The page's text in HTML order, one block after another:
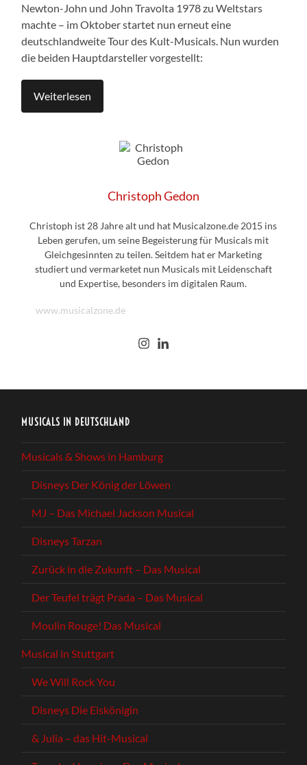
Newton-John und John Travolta 1978 zu Weltstars
machte – im Oktober startet nun erneut eine
deutschlandweite Tour des Kult-Musicals. Nun wurden
die beiden Hauptdarsteller vorgestellt:
Weiterlesen
Christoph Gedon
Christoph ist 28 Jahre alt und hat Musicalzone.de 2015 ins
Leben gerufen, um seine Begeisterung für Musicals mit
Gleichgesinnten zu teilen. Seitdem hat er Marketing
studiert und vermarketet nun Musicals mit Leidenschaft
und Expertise, besonders im digitalen Raum.
www.musicalzone.de
MUSICALS IN DEUTSCHLAND
Musicals & Shows in Hamburg
Disneys Der König der Löwen
MJ – Das Michael Jackson Musical
Disneys Tarzan
Zurück in die Zukunft – Das Musical
Der Teufel trägt Prada – Das Musical
Moulin Rouge! Das Musical
Musical in Stuttgart
We Will Rock You
Disneys Die Eiskönigin
& Julia – das Hit-Musical